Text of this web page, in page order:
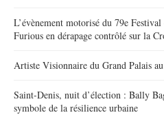
L’évènement motorisé du 79e
Furious en dérapage contrôlé sur la
Artiste Visionnaire du Grand Palais
Saint-Denis, nuit d’élection : Bally
symbole de la résilience urbaine